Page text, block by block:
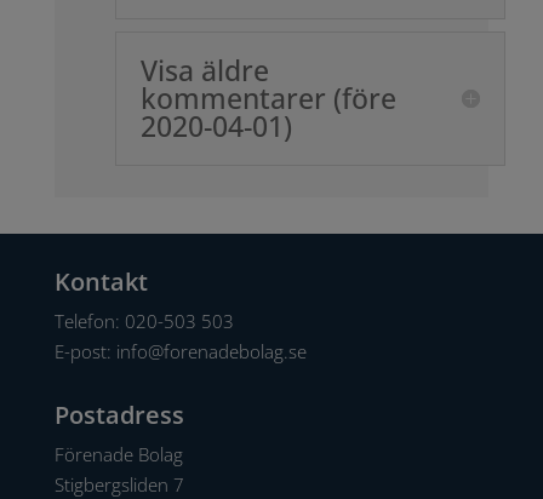
Visa äldre
kommentarer (före
2020-04-01)
Kontakt
Telefon: 020-503 503
E-post: info@forenadebolag.se
Postadress
Förenade Bolag
Stigbergsliden 7